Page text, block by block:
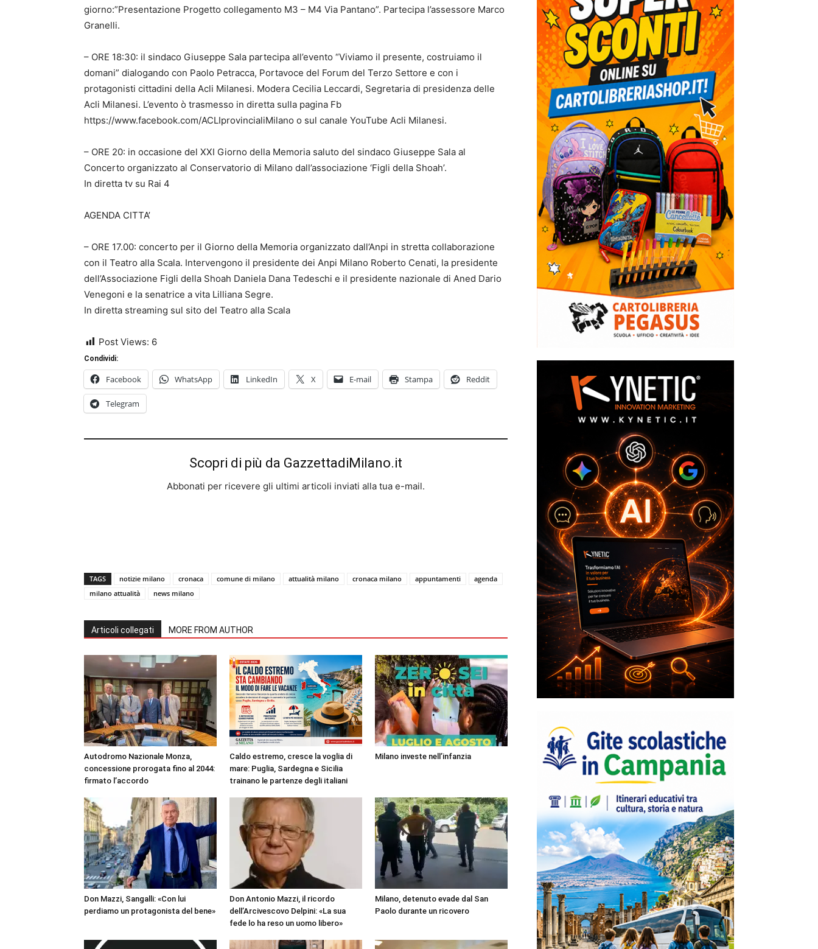
giorno:”Presentazione Progetto collegamento M3 – M4 Via Pantano”. Partecipa l’assessore Marco
Granelli.
– ORE 18:30: il sindaco Giuseppe Sala partecipa all’evento “Viviamo il presente, costruiamo il
domani” dialogando con Paolo Petracca, Portavoce del Forum del Terzo Settore e con i
protagonisti cittadini della Acli Milanesi. Modera Cecilia Leccardi, Segretaria di presidenza delle
Acli Milanesi. L’evento ò trasmesso in diretta sulla pagina Fb
https://www.facebook.com/ACLIprovincialiMilano o sul canale YouTube Acli Milanesi.
– ORE 20: in occasione del XXI Giorno della Memoria saluto del sindaco Giuseppe Sala al
Concerto organizzato al Conservatorio di Milano dall’associazione ‘Figli della Shoah’.
In diretta tv su Rai 4
AGENDA CITTA’
– ORE 17.00: concerto per il Giorno della Memoria organizzato dall’Anpi in stretta collaborazione
con il Teatro alla Scala. Intervengono il presidente dei Anpi Milano Roberto Cenati, la presidente
dell’Associazione Figli della Shoah Daniela Dana Tedeschi e il presidente nazionale di Aned Dario
Venegoni e la senatrice a vita Lilliana Segre.
In diretta streaming sul sito del Teatro alla Scala
Post Views: 6
Condividi:
Facebook WhatsApp LinkedIn X E-mail Stampa Reddit
Telegram
Scopri di più da GazzettadiMilano.it
Abbonati per ricevere gli ultimi articoli inviati alla tua e-mail.
TAGS notizie milano cronaca comune di milano attualità milano cronaca milano appuntamenti
agenda
milano attualità
news milano
Articoli collegati MORE FROM AUTHOR
Autodromo Nazionale Monza,
concessione prorogata fino al 2044:
firmato l’accordo
Caldo estremo, cresce la voglia di
mare: Puglia, Sardegna e Sicilia
trainano le partenze degli italiani
Milano investe nell’infanzia
Don Mazzi, Sangalli: «Con lui
perdiamo un protagonista del bene»
Don Antonio Mazzi, il ricordo
dell’Arcivescovo Delpini: «La sua
fede lo ha reso un uomo libero»
Milano, detenuto evade dal San
Paolo durante un ricovero